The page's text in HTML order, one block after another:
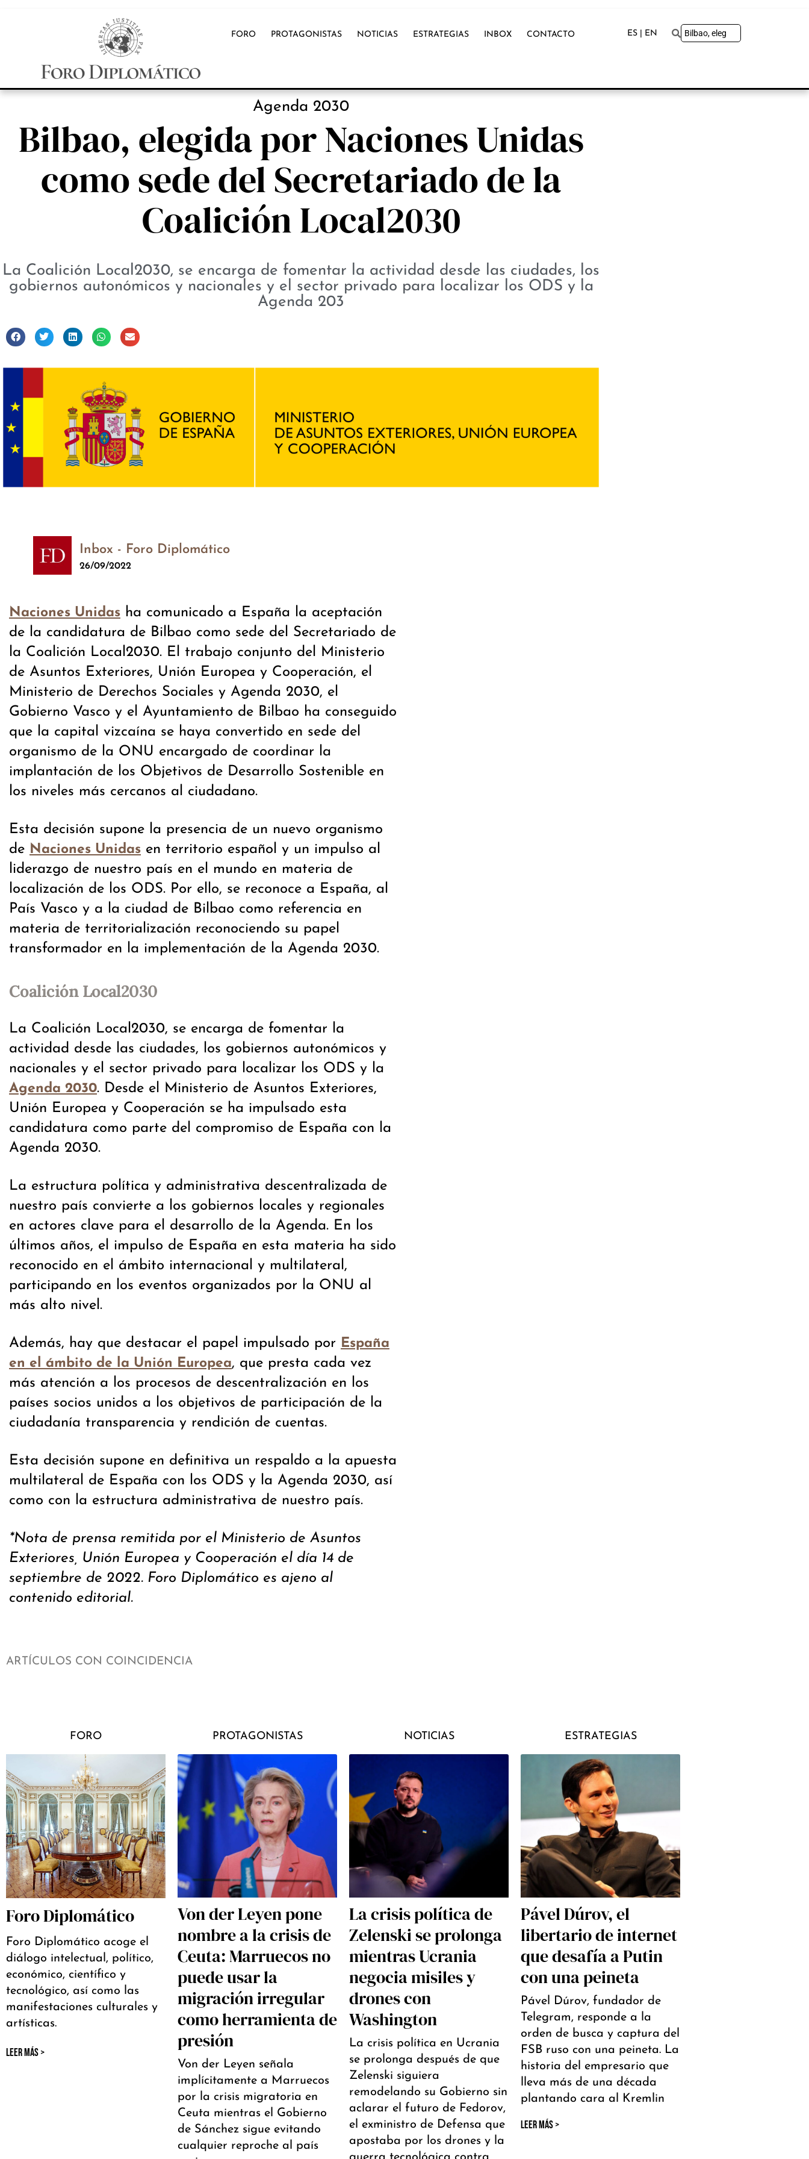
FORO PROTAGONISTAS NOTICIAS ESTRATEGIAS INBOX CONTACTO ES | EN
Agenda 2030
Bilbao, elegida por Naciones Unidas
como sede del Secretariado de la
Coalición Local2030
La Coalición Local2030, se encarga de fomentar la actividad desde las ciudades, los
gobiernos autonómicos y nacionales y el sector privado para localizar los ODS y la
Agenda 203
Inbox - Foro Diplomático
26/09/2022
Naciones Unidas ha comunicado a España la aceptación
de la candidatura de Bilbao como sede del Secretariado de
la Coalición Local2030. El trabajo conjunto del Ministerio
de Asuntos Exteriores, Unión Europea y Cooperación, el
Ministerio de Derechos Sociales y Agenda 2030, el
Gobierno Vasco y el Ayuntamiento de Bilbao ha conseguido
que la capital vizcaína se haya convertido en sede del
organismo de la ONU encargado de coordinar la
implantación de los Objetivos de Desarrollo Sostenible en
los niveles más cercanos al ciudadano.
Esta decisión supone la presencia de un nuevo organismo
de Naciones Unidas en territorio español y un impulso al
liderazgo de nuestro país en el mundo en materia de
localización de los ODS. Por ello, se reconoce a España, al
País Vasco y a la ciudad de Bilbao como referencia en
materia de territorialización reconociendo su papel
transformador en la implementación de la Agenda 2030.
Coalición Local2030
La Coalición Local2030, se encarga de fomentar la
actividad desde las ciudades, los gobiernos autonómicos y
nacionales y el sector privado para localizar los ODS y la
Agenda 2030. Desde el Ministerio de Asuntos Exteriores,
Unión Europea y Cooperación se ha impulsado esta
candidatura como parte del compromiso de España con la
Agenda 2030.
La estructura política y administrativa descentralizada de
nuestro país convierte a los gobiernos locales y regionales
en actores clave para el desarrollo de la Agenda. En los
últimos años, el impulso de España en esta materia ha sido
reconocido en el ámbito internacional y multilateral,
participando en los eventos organizados por la ONU al
más alto nivel.
Además, hay que destacar el papel impulsado por
España
en el ámbito de la Unión Europea, que presta cada vez
más atención a los procesos de descentralización en los
países socios unidos a los objetivos de participación de la
ciudadanía transparencia y rendición de cuentas.
Esta decisión supone en definitiva un respaldo a la apuesta
multilateral de España con los ODS y la Agenda 2030, así
como con la estructura administrativa de nuestro país.
*Nota de prensa remitida por el Ministerio de Asuntos
Exteriores, Unión Europea y Cooperación el día 14 de
septiembre de 2022. Foro Diplomático es ajeno al
contenido editorial.
ARTÍCULOS CON COINCIDENCIA
FORO
Foro Diplomático
Foro Diplomático acoge el
diálogo intelectual, político,
económico, científico y
tecnológico, así como las
manifestaciones culturales y
artísticas.
LEER MÁS >
PROTAGONISTAS
Von der Leyen pone
nombre a la crisis de
Ceuta: Marruecos no
puede usar la
migración irregular
como herramienta de
presión
Von der Leyen señala
implícitamente a Marruecos
por la crisis migratoria en
Ceuta mientras el Gobierno
de Sánchez sigue evitando
cualquier reproche al país
NOTICIAS
La crisis política de
Zelenski se prolonga
mientras Ucrania
negocia misiles y
drones con
Washington
La crisis política en Ucrania
se prolonga después de que
Zelenski siguiera
remodelando su Gobierno sin
aclarar el futuro de Fedorov,
el exministro de Defensa que
apostaba por los drones y la
ESTRATEGIAS
Pável Dúrov, el
libertario de internet
que desafía a Putin
con una peineta
Pável Dúrov, fundador de
Telegram, responde a la
orden de busca y captura del
FSB ruso con una peineta. La
historia del empresario que
lleva más de una década
plantando cara al Kremlin
LEER MÁS >